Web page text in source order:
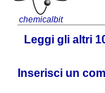
chemicalbit
Leggi gli altri
Inserisci un